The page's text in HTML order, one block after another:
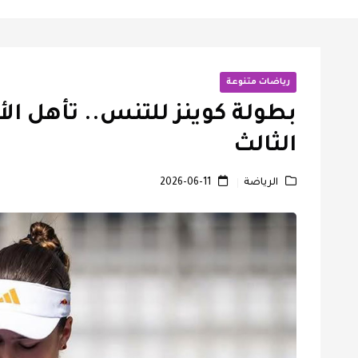
رياضات متنوعة
بطولة كوينز للتنس.. تأهل
الثالث
الرياضة